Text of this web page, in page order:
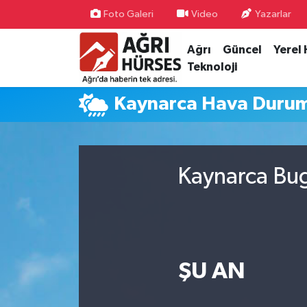
Foto Galeri Video Yazarlar
Ağrı Güncel
Yerel
Teknoloji
Kaynarca Hava
Kaynarca
ŞU AN
Hava Durumu
Trafik Durumu
Süper Lig Puan Durumu ve Fikstür